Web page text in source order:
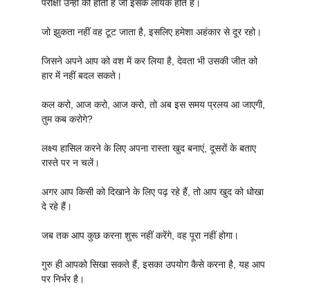
परीक्षा उन्हीं की होती है जो इसके लायक होते हैं।
जो झुकता नहीं वह टूट जाता है, इसलिए हमेशा अहंकार से दूर रहो।
जिसने अपने आप को वश में कर लिया है, देवता भी उसकी जीत को
हार में नहीं बदल सकते।
कल करो, आज करो, आज करो, तो अब इस समय प्रलय आ जाएगी,
तुम कब करोगे?
लक्ष्य हासिल करने के लिए अपना रास्ता खुद बनाएं, दूसरों के बताए
रास्ते पर न चलें।
अगर आप किसी को दिखाने के लिए पढ़ रहे हैं, तो आप खुद को धोखा
दे रहे हैं।
जब तक आप कुछ करना शुरू नहीं करेंगे, वह पूरा नहीं होगा।
गुरु ही आपको सिखा सकते हैं, इसका उपयोग कैसे करना है, यह आप
पर निर्भर है।